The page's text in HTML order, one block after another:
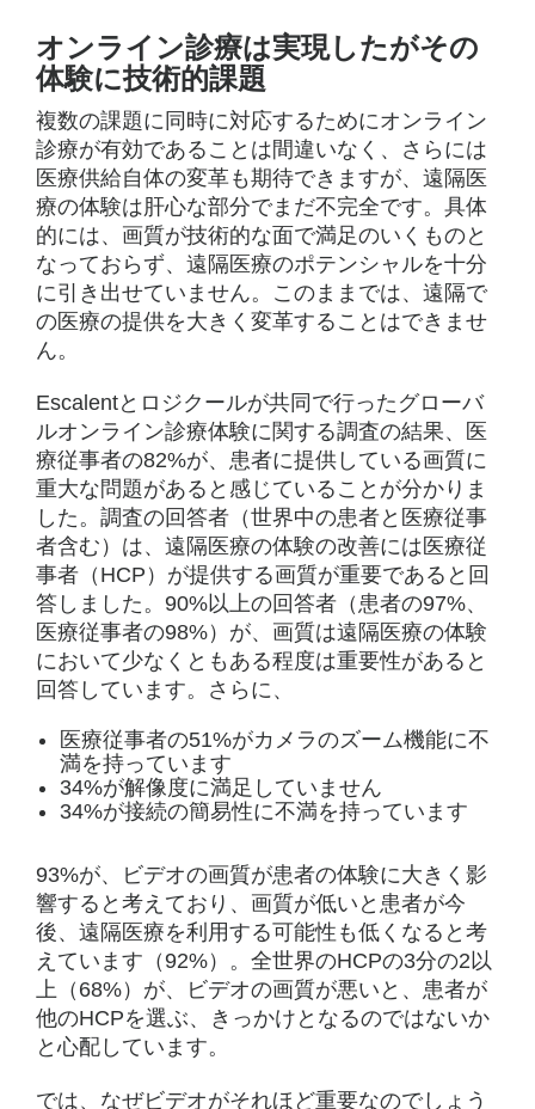
オンライン診療は実現したがその
体験に技術的課題
複数の課題に同時に対応するためにオンライン
診療が有効であることは間違いなく、さらには
医療供給自体の変革も期待できますが、遠隔医
療の体験は肝心な部分でまだ不完全です。具体
的には、画質が技術的な面で満足のいくものと
なっておらず、遠隔医療のポテンシャルを十分
に引き出せていません。このままでは、遠隔で
の医療の提供を大きく変革することはできませ
ん。
Escalentとロジクールが共同で行ったグローバ
ルオンライン診療体験に関する調査の結果、医
療従事者の82%が、患者に提供している画質に
重大な問題があると感じていることが分かりま
した。調査の回答者（世界中の患者と医療従事
者含む）は、遠隔医療の体験の改善には医療従
事者（HCP）が提供する画質が重要であると回
答しました。90%以上の回答者（患者の97%、
医療従事者の98%）が、画質は遠隔医療の体験
において少なくともある程度は重要性があると
回答しています。さらに、
医療従事者の51%がカメラのズーム機能に不
満を持っています
34%が解像度に満足していません
34%が接続の簡易性に不満を持っています
93%が、ビデオの画質が患者の体験に大きく影
響すると考えており、画質が低いと患者が今
後、遠隔医療を利用する可能性も低くなると考
えています（92%）。全世界のHCPの3分の2以
上（68%）が、ビデオの画質が悪いと、患者が
他のHCPを選ぶ、きっかけとなるのではないか
と心配しています。
では、なぜビデオがそれほど重要なのでしょう